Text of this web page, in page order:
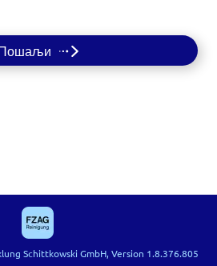
Schittkowski GmbH, Version 1.8.376.805